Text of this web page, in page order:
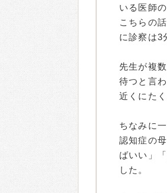
いる医師
こちらの
に診察は3
先生が複
待つと言
近くにた
ちなみに
認知症の
ばいい」
した。